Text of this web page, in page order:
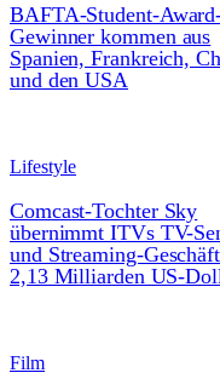
BAFTA-Student-
Gewinner kommen aus
Spanien, Frankreich,
und den USA
Lifestyle
Comcast-Tochter Sky
übernimmt ITVs TV-
und Streaming-
2,13 Milliarden US-
Film